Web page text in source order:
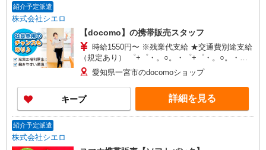
紹介予定派遣
株式会社シエロ
【docomo】の携帯販売スタッフ
時給1550円〜 ※残業代支給 ★交通費別途支給
（規定あり） ゜+゜・。○。・゜+゜・。○。・゜
+゜ 入社祝い金10万円支給(規定有) お友達を紹介
頂くと, インセンティブ支給(規定有) ★月2回払
い・週払い可能（規程有）★ ゜・。○。・゜
+゜・。○。・゜+゜
愛知県一宮市のdocomoショップ
キープ 詳細を見る
紹介予定派遣
株式会社シエロ